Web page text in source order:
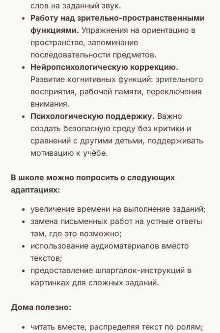
слов на заданный звук.
Работу над зрительно-пространственными
функциями. Упражнения на ориентацию в
пространстве, запоминание
последовательности предметов.
Нейропсихологическую коррекцию.
Развитие когнитивных функций: зрительного
восприятия, рабочей памяти, переключения
внимания.
Психологическую поддержку. Важно
создать безопасную среду без критики и
сравнений с другими детьми, поддерживать
мотивацию к учёбе.
В школе можно попросить о следующих
адаптациях:
увеличение времени на выполнение заданий;
замена письменных работ на устные ответы
там, где это возможно;
использование аудиоматериалов вместо
текстов;
предоставление шпаргалок-инструкций в
картинках для сложных заданий.
Дома полезно:
читать вместе, распределяя текст по ролям;